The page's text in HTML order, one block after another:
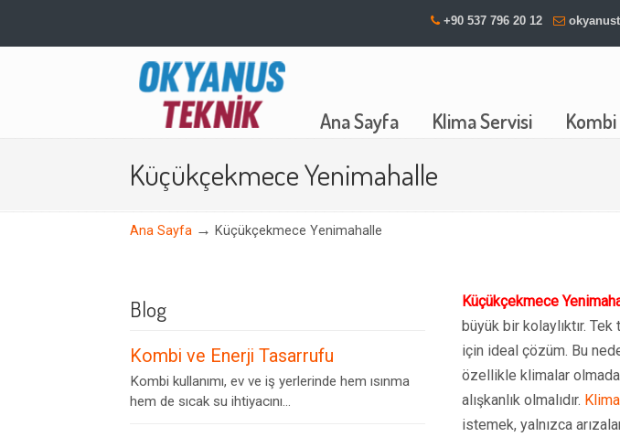
+90 537 796 20 12
Ana Sayfa Klima Servisi
Navigation
Küçükçekmece Yenimahalle
Ana Sayfa → Küçükçekmece Yenimahalle
Küçükçekmece
büyük bir kolaylıktır.
için ideal çözüm. Bu
özellikle klimalar
alışkanlık olmalıdır.
istemek, yalnızca
Blog
Kombi ve Enerji Tasarrufu
Kombi kullanımı, ev ve iş yerlerinde hem ısınma
hem de sıcak su ihtiyacını...